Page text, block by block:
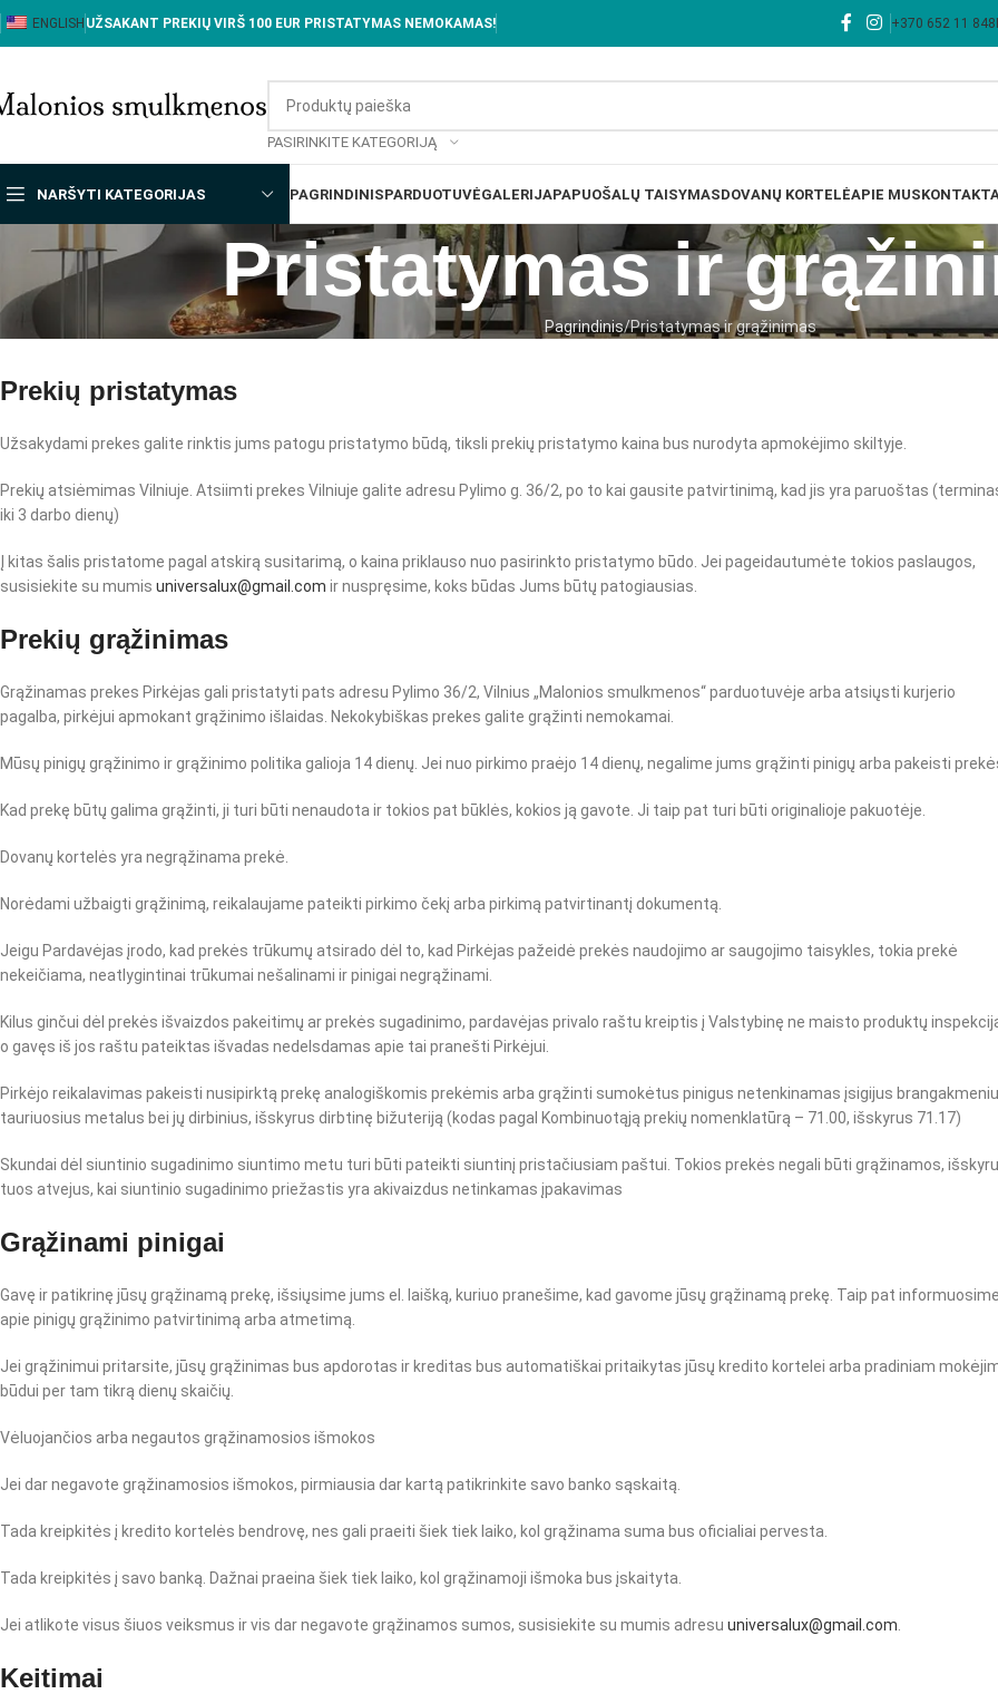
ENGLISH UŽSAKANT PREKIŲ VIRŠ 100 EUR PRISTATYMAS NEMOKAMAS! +370 652 11 848
PASIRINKITE KATEGORIJĄ
NARŠYTI KATEGORIJAS PAGRINDINISPARDUOTUVĖGALERIJAPAPUOŠALŲ TAISYMASDOVANŲ KORTELĖAPIE MUS
Pristatymas ir
Pagrindinis Pristatymas ir grąžinimas
Prekių pristatymas
Užsakydami prekes galite rinktis jums patogu pristatymo būdą, tiksli prekių pristatymo kaina bus nurodyta apmokėjimo skiltyje.
Prekių atsiėmimas Vilniuje. Atsiimti prekes Vilniuje galite adresu Pylimo g. 36/2, po to kai gausite patvirtinimą, kad jis yra paruoštas
iki 3 darbo dienų)
Į kitas šalis pristatome pagal atskirą susitarimą, o kaina priklauso nuo pasirinkto pristatymo būdo. Jei pageidautumėte tokios paslaugos,
susisiekite su mumis universalux@gmail.com ir nuspręsime, koks būdas Jums būtų patogiausias.
Prekių grąžinimas
Grąžinamas prekes Pirkėjas gali pristatyti pats adresu Pylimo 36/2, Vilnius „Malonios smulkmenos“ parduotuvėje arba atsiųsti kurjerio
pagalba, pirkėjui apmokant grąžinimo išlaidas. Nekokybiškas prekes galite grąžinti nemokamai.
Mūsų pinigų grąžinimo ir grąžinimo politika galioja 14 dienų. Jei nuo pirkimo praėjo 14 dienų, negalime jums grąžinti pinigų arba pakeisti
Kad prekę būtų galima grąžinti, ji turi būti nenaudota ir tokios pat būklės, kokios ją gavote. Ji taip pat turi būti originalioje pakuotėje.
Dovanų kortelės yra negrąžinama prekė.
Norėdami užbaigti grąžinimą, reikalaujame pateikti pirkimo čekį arba pirkimą patvirtinantį dokumentą.
Jeigu Pardavėjas įrodo, kad prekės trūkumų atsirado dėl to, kad Pirkėjas pažeidė prekės naudojimo ar saugojimo taisykles, tokia prekė
nekeičiama, neatlygintinai trūkumai nešalinami ir pinigai negrąžinami.
Kilus ginčui dėl prekės išvaizdos pakeitimų ar prekės sugadinimo, pardavėjas privalo raštu kreiptis į Valstybinę ne maisto produktų
o gavęs iš jos raštu pateiktas išvadas nedelsdamas apie tai pranešti Pirkėjui.
Pirkėjo reikalavimas pakeisti nusipirktą prekę analogiškomis prekėmis arba grąžinti sumokėtus pinigus netenkinamas įsigijus
tauriuosius metalus bei jų dirbinius, išskyrus dirbtinę bižuteriją (kodas pagal Kombinuotąją prekių nomenklatūrą – 71.00, išskyrus 71.17)
Skundai dėl siuntinio sugadinimo siuntimo metu turi būti pateikti siuntinį pristačiusiam paštui. Tokios prekės negali būti grąžinamos,
tuos atvejus, kai siuntinio sugadinimo priežastis yra akivaizdus netinkamas įpakavimas
Grąžinami pinigai
Gavę ir patikrinę jūsų grąžinamą prekę, išsiųsime jums el. laišką, kuriuo pranešime, kad gavome jūsų grąžinamą prekę. Taip pat
apie pinigų grąžinimo patvirtinimą arba atmetimą.
Jei grąžinimui pritarsite, jūsų grąžinimas bus apdorotas ir kreditas bus automatiškai pritaikytas jūsų kredito kortelei arba pradiniam
būdui per tam tikrą dienų skaičių.
Vėluojančios arba negautos grąžinamosios išmokos
Jei dar negavote grąžinamosios išmokos, pirmiausia dar kartą patikrinkite savo banko sąskaitą.
Tada kreipkitės į kredito kortelės bendrovę, nes gali praeiti šiek tiek laiko, kol grąžinama suma bus oficialiai pervesta.
Tada kreipkitės į savo banką. Dažnai praeina šiek tiek laiko, kol grąžinamoji išmoka bus įskaityta.
Jei atlikote visus šiuos veiksmus ir vis dar negavote grąžinamos sumos, susisiekite su mumis adresu universalux@gmail.com
Keitimai